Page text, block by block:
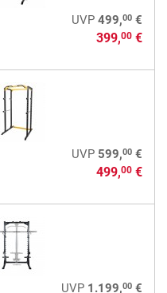
UVP 499,00€
399,00€
UVP 599,00€
499,00€
UVP 1.199,00€